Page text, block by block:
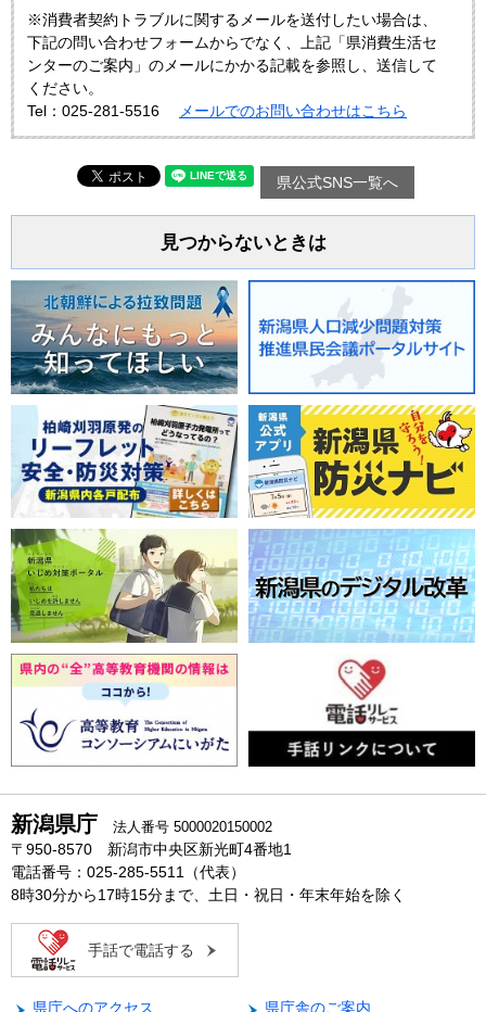
※消費者契約トラブルに関するメールを送付したい場合は、
下記の問い合わせフォームからでなく、上記「県消費生活セ
ンターのご案内」のメールにかかる記載を参照し、送信して
ください。
Tel：025-281-5516
メールでのお問い合わせはこちら
県公式SNS一覧へ
見つからないときは
新潟県庁 法人番号 5000020150002
〒950-8570 新潟市中央区新光町4番地1
電話番号：025-285-5511（代表）
8時30分から17時15分まで、土日・祝日・年末年始を除く
手話で電話する
県庁へのアクセス 県庁舎のご案内